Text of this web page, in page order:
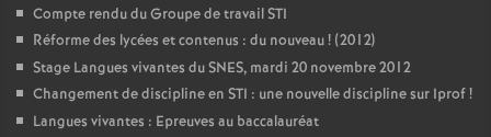
Compte rendu du Groupe de travail STI
Réforme des lycées et contenus : du nouveau! (2012)
Stage Langues vivantes du SNES, mardi 20 novembre 2012
Changement de discipline en STI : une nouvelle discipline sur Iprof!
Langues vivantes : Epreuves au baccalauréat